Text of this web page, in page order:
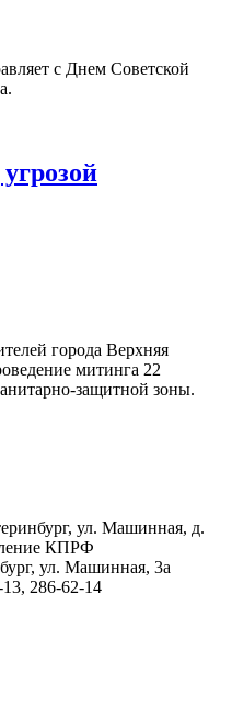
с Днем Советской
города Верхняя
митинга 22
защитной зоны.
ул. Машинная, д.
КПРФ
ул. Машинная, 3а
286-62-14